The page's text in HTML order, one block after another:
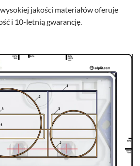
jakości materiałów oferuje
i 10-letnią gwarancję.